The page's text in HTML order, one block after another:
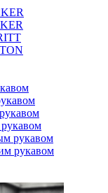
рукавом
рукавом